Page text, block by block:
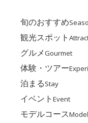
旬のおすすめ
観光スポット
グルメGourmet
体験・ツアー
泊まるStay
イベント Event
モデルコース